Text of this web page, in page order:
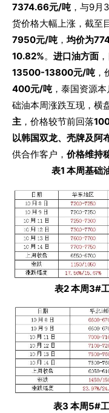
7374.66元/吨 ，与9月
货价格大幅上涨，截至
7950元/吨 ，均价为
10.82%。 进口油方面
13500-13800元/吨
400元/吨 ，泰国资源
础油本周涨跌互现，横
主 ，价格较节前回落
以韩国双龙、壳牌及阿
供合作客户， 价格维持
表1 本周基础
表2 本周3#
表3 本周5#